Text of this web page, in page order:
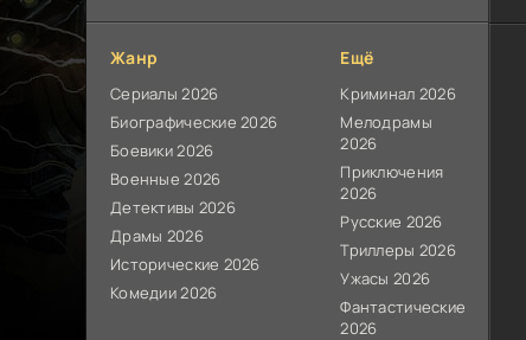
Жанр
Сериалы 2026
Биографические 2026
Боевики 2026
Военные 2026
Детективы 2026
Драмы 2026
Исторические 2026
Комедии 2026
Ещё
Криминал 2026
Мелодрамы
2026
Приключения
2026
Русские 2026
Триллеры 2026
Ужасы 2026
Фантастические
2026